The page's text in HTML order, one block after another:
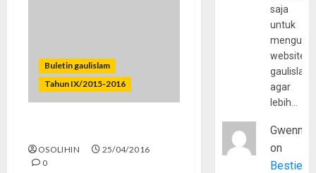
Buletin gaulislam
Tahun IX/2015-2016
OSOLIHIN
25/04/2016
0
saja
untuk
website
agar
lebih…
Gwenny
on
Bestie